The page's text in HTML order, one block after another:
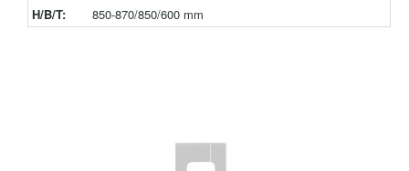
H/B/T:
850-870/850/600 mm